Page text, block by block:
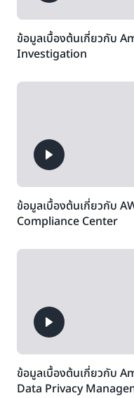
ข้อมูลเบื้องต้นเกี่ยวกับ
Investigation
ข้อมูลเบื้องต้นเกี่ยวกับ
Compliance Center
ข้อมูลเบื้องต้นเกี่ยวกับ
Data Privacy